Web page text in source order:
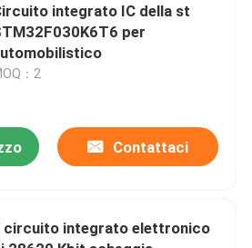
integrato IC della st
per
：2
Contattaci
circuito integrato elettronico